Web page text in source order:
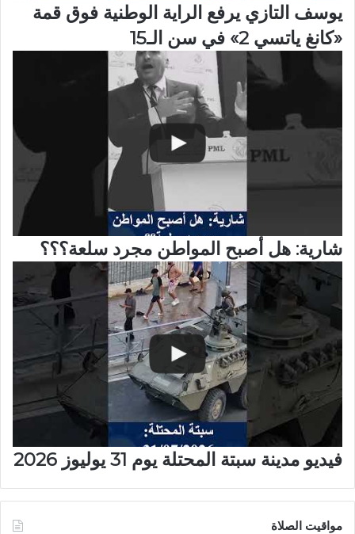
يوسف التازي يرفع الراية الوطنية فوق قمة
«كانغ ياتسي 2» في سن الـ15
شارية: هل أصبح المواطن مجرد سلعة؟؟؟
فيديو مدينة سبتة المحتلة يوم 31 يوليوز 2026
مواقيت الصلاة